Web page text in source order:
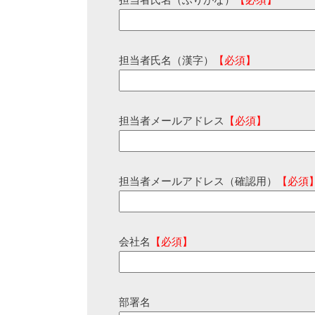
担当者氏名（漢字） 【必須】
担当者メールアドレス 【必須】
担当者メールアドレス（確認用） 【必須
会社名 【必須】
部署名